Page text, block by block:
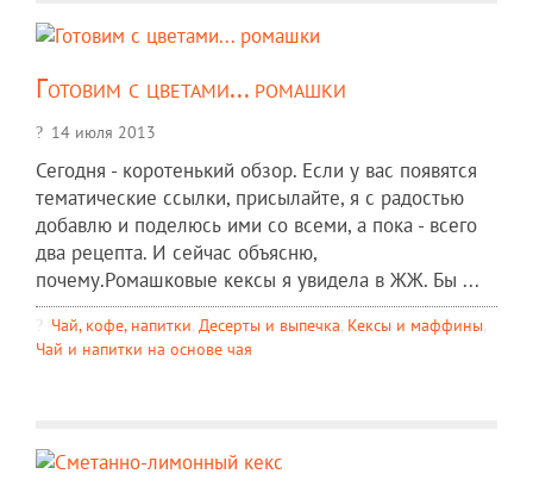
Готовим с цветами... ромашки
14 июля 2013
Сегодня - коротенький обзор. Если у вас появятся
тематические ссылки, присылайте, я с радостью
добавлю и поделюсь ими со всеми, а пока - всего
два рецепта. И сейчас объясню,
почему.Ромашковые кексы я увидела в ЖЖ. Бы ...
Чай, кофе, напитки, Десерты и выпечка, Кексы и маффины,
Чай и напитки на основе чая